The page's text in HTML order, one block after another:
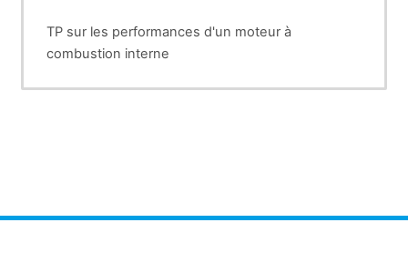
TP sur les performances d'un moteur à
combustion interne